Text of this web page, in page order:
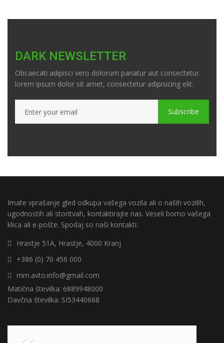
DARK NEWSLETTER
Obcaecati adipisci vero dolorum pariatur aut consectetur.
lorem ipsum dolor sit amet, consectetur adipisicing elit.
Subscribe
Imate vprašanje gled odkupa vašega vozila ali o naših vozilih,
ugodnostih ali storitvah, kontaktirajte nas. Veseli bomo vašega
klica ali e-pošte. Spodaj so naši kontakti:
Hrastje 51A, Hrastje, 4000 Kranj
+386 (0) 70 456 000
mm.avto.info@gmail.com
Matična številka: 6889948000
Davčna številka: SI53440668